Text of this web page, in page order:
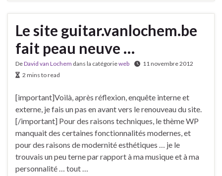
Le site guitar.vanlochem.be
fait peau neuve …
DeDavid van Lochem dans la catégorieweb
11 novembre 2012
2 mins to read
[important]Voilà, après réflexion, enquête interne et
externe, je fais un pas en avant vers le renouveau du site.
[/important] Pour des raisons techniques, le thème WP
manquait des certaines fonctionnalités modernes, et
pour des raisons de modernité esthétiques … je le
trouvais un peu terne par rapport à ma musique et à ma
personnalité … tout …